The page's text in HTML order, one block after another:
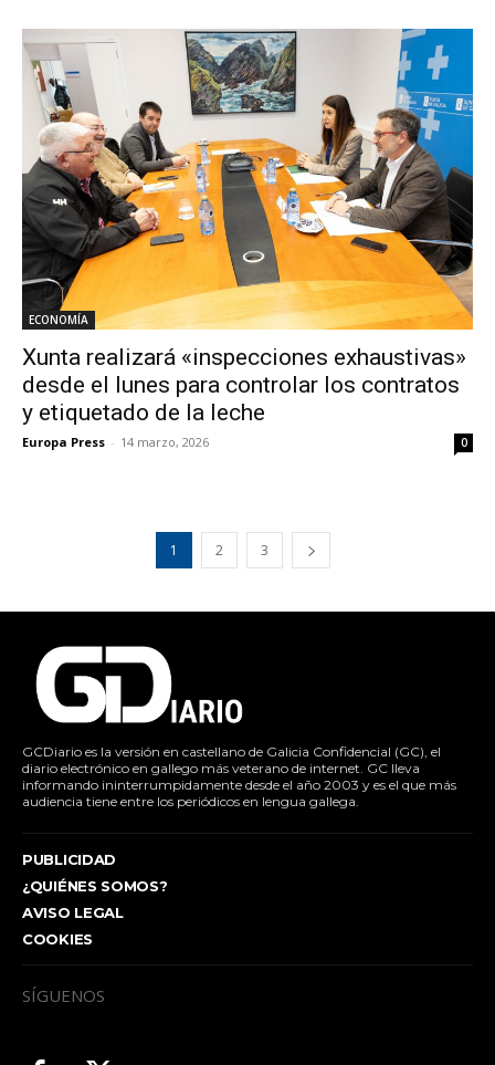
ECONOMÍA
Xunta realizará «inspecciones exhaustivas»
desde el lunes para controlar los contratos
y etiquetado de la leche
Europa Press - 14 marzo, 2026 0
1 2 3
GCDiario es la versión en castellano de Galicia Confidencial (GC), el
diario electrónico en gallego más veterano de internet. GC lleva
informando ininterrumpidamente desde el año 2003 y es el que más
audiencia tiene entre los periódicos en lengua gallega.
PUBLICIDAD
¿QUIÉNES SOMOS?
AVISO LEGAL
COOKIES
SÍGUENOS